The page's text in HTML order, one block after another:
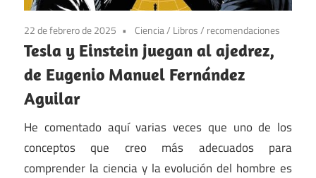
22 de febrero de 2025 Ciencia/ Libros/ recomendaciones
Tesla y Einstein juegan al ajedrez,
de Eugenio Manuel Fernández
Aguilar
He comentado aquí varias veces que uno de los
conceptos que creo más adecuados para
comprender la ciencia y la evolución del hombre es